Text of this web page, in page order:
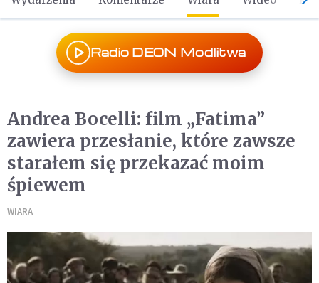
Radio DEON Modlitwa
Andrea Bocelli: film „Fatima”
zawiera przesłanie, które zawsze
starałem się przekazać moim
śpiewem
WIARA